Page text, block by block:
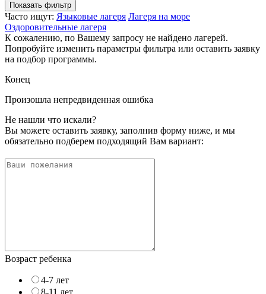
Показать фильтр
Часто ищут: Языковые лагеря Лагеря на море
Оздоровительные лагеря
К сожалению, по Вашему запросу не найдено лагерей.
Попробуйте изменить параметры фильтра или оставить заявку
на подбор программы.
Конец
Произошла непредвиденная ошибка
Не нашли что искали?
Вы можете оставить заявку, заполнив форму ниже, и мы
обязательно подберем подходящий Вам вариант:
Возраст ребенка
4-7 лет